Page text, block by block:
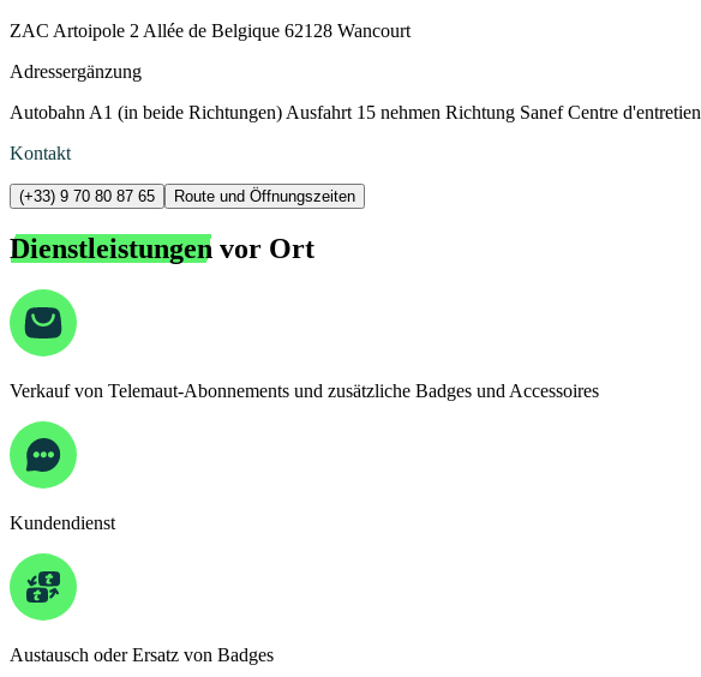
ZAC Artoipole 2 Allée de Belgique 62128 Wancourt
Adressergänzung
Autobahn A1 (in beide Richtungen) Ausfahrt 15 nehmen Richtung Sanef Centre d'entretien
Kontakt
(+33) 9 70 80 87 65 Route und Öffnungszeiten
Dienstleistungen vor Ort
Verkauf von Telemaut-Abonnements und zusätzliche Badges und Accessoires
Kundendienst
Austausch oder Ersatz von Badges